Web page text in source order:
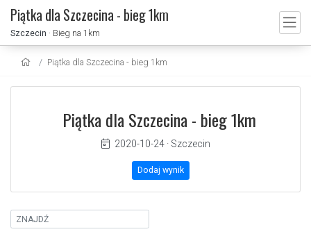
Piątka dla Szczecina - bieg 1km
Szczecin · Bieg na 1km
Piątka dla Szczecina - bieg 1km
Piątka dla Szczecina - bieg 1km
2020-10-24· Szczecin
Dodaj wynik